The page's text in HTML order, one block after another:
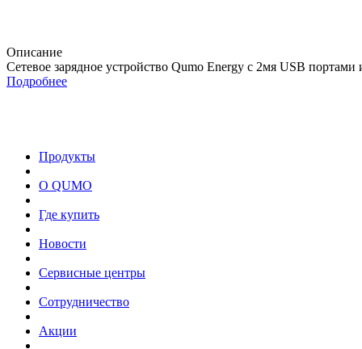
Описание
Сетевое зарядное устройство Qumo Energy c 2мя USB
Подробнее
Продукты
О QUMO
Где купить
Новости
Сервисные центры
Сотрудничество
Акции